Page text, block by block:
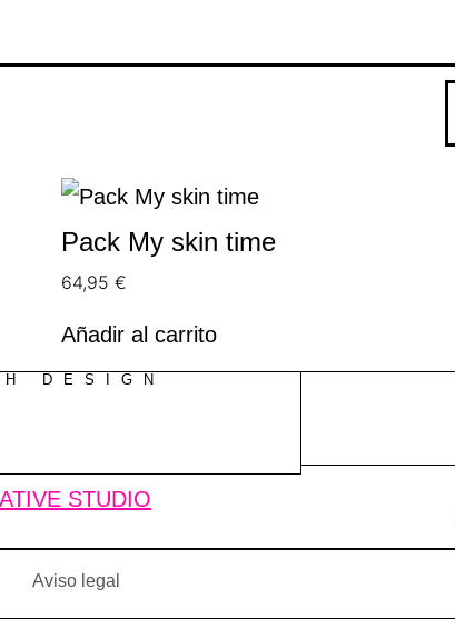
Pack My skin time
64,95 €
Añadir al carrito
DESIGN
STUDIO
Aviso legal